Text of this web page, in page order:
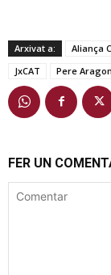
Arxivat a: Aliança
JxCAT
Pere
FER UN